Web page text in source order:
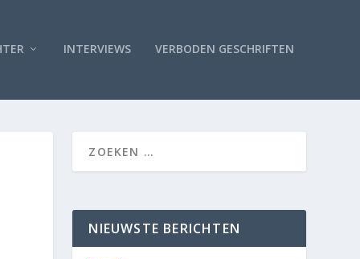
INTERVIEWS VERBODEN GESCHRIFTEN
NIEUWSTE BERICHTEN